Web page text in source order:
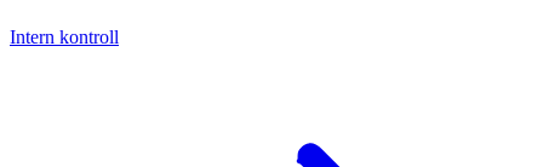
Intern kontroll